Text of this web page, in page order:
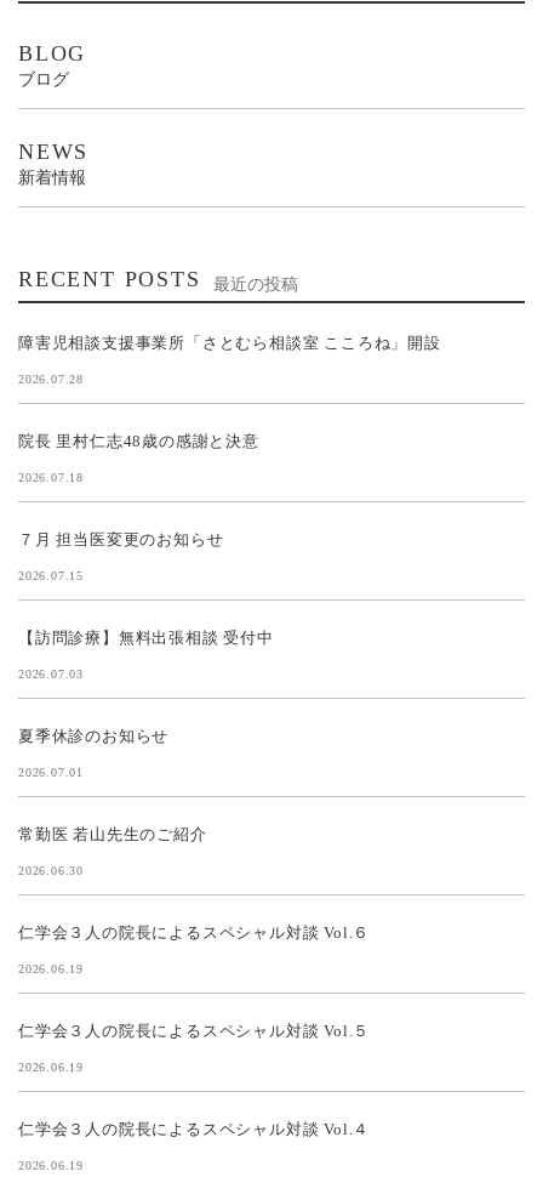
BLOG
ブログ
NEWS
新着情報
RECENT POSTS 最近の投稿
障害児相談支援事業所「さとむら相談室 こころね」開設
2026.07.28
院長 里村仁志48歳の感謝と決意
2026.07.18
７月 担当医変更のお知らせ
2026.07.15
【訪問診療】無料出張相談 受付中
2026.07.03
夏季休診のお知らせ
2026.07.01
常勤医 若山先生のご紹介
2026.06.30
仁学会３人の院長によるスペシャル対談 Vol.６
2026.06.19
仁学会３人の院長によるスペシャル対談 Vol.５
2026.06.19
仁学会３人の院長によるスペシャル対談 Vol.４
2026.06.19